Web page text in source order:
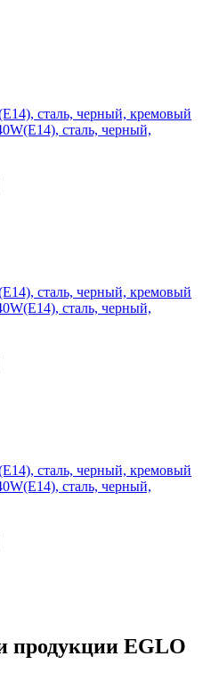
сталь, черный,
сталь, черный,
сталь, черный,
продукции EGLO